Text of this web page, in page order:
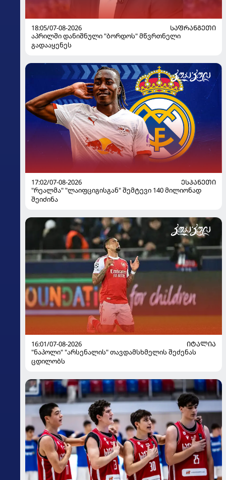
18:05/07-08-2026
ᲡᲐᲤᲠᲐᲜᲒᲔᲗᲘ
აპრილში დანიშნული "ბორდოს" მწვრთნელი
გადააყენეს
17:02/07-08-2026
ᲔᲡᲞᲐᲜᲔᲗᲘ
"რეალმა" "ლაიფციგისგან" შემტევი 140 მილიონად
შეიძინა
16:01/07-08-2026
ᲘᲢᲐᲚᲘᲐ
"ნაპოლი" "არსენალის" თავდამსხმელის შეძენას
ცდილობს